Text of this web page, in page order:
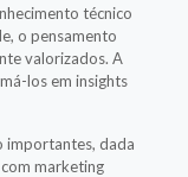
técnico
o pensamento
valorizados. A
los em insights
importantes, dada
marketing